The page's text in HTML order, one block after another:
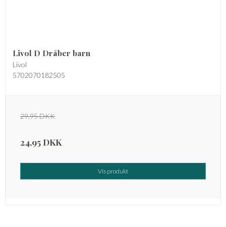
Livol D Dråber barn
Livol
5702070182505
29,95 DKK
24,95 DKK
Vis produkt